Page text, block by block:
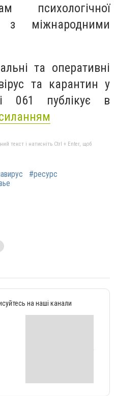
психологічної
з міжнародними
та оперативні
та карантин у
061 публікує в
текст і натисніть Ctrl + Enter, щоб
#ресурс
на наші канали